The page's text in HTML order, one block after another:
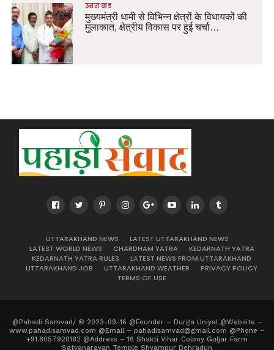
उत्तराखंड
मुख्यमंत्री धामी से विभिन्न क्षेत्रों के विधायकों की
मुलाकात, क्षेत्रीय विकास पर हुई चर्चा…
UTTARAKHAND NEWS
LATEST UTTARAKHAND NEWS
LATEST WORLD NEWS
CHARDHAM YATRA
KEDARNATH YATRA
KEDARNATH YATRA RULES
LATEST NEWS FROM UTTARAKHAND
UTTARAKHAND JOB
UTTARAKHAND WEATHER
PRIVACY POLICY
TERMS OF USE
@Pahadi Samvad/ © 2023-09-16 @Founder – Durga Uniyal @Website –
www.pahadisamvad.com @Email – pahadisamvad@gmail.com @Phone –
+91.8057920182 @Address – 16 Shakti Vihar Colony Guljar Farm
Satyanarayan Temple Shyampur Dehradun